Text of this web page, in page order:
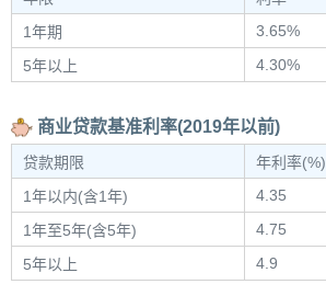
1年期
3.65%
5年以上
4.30%
商业贷款基准利率(2019年以前)
贷款期限
年利率(%)
1年以内(含1年)
4.35
1年至5年(含5年)
4.75
5年以上
4.9